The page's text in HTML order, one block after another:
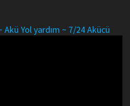
Yol yardım ~ 7/24 Akücü